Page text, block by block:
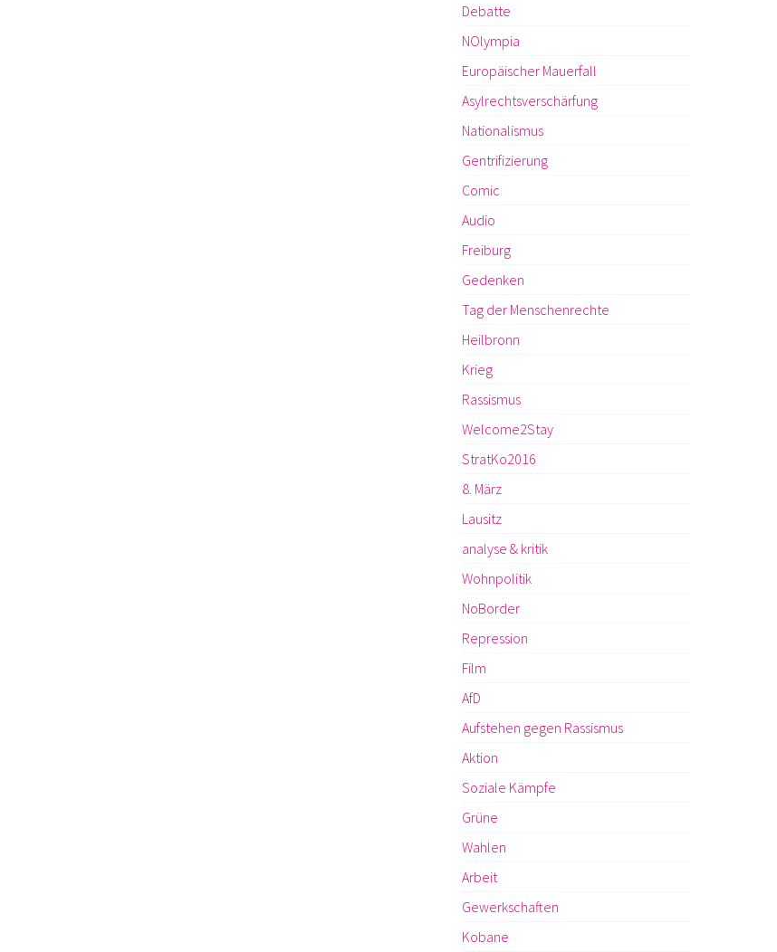
Debatte
NOlympia
Europäischer Mauerfall
Asylrechtsverschärfung
Nationalismus
Gentrifizierung
Comic
Audio
Freiburg
Gedenken
Tag der Menschenrechte
Heilbronn
Krieg
Rassismus
Welcome2Stay
StratKo2016
8. März
Lausitz
analyse & kritik
Wohnpolitik
NoBorder
Repression
Film
AfD
Aufstehen gegen Rassismus
Aktion
Soziale Kämpfe
Grüne
Wahlen
Arbeit
Gewerkschaften
Kobane